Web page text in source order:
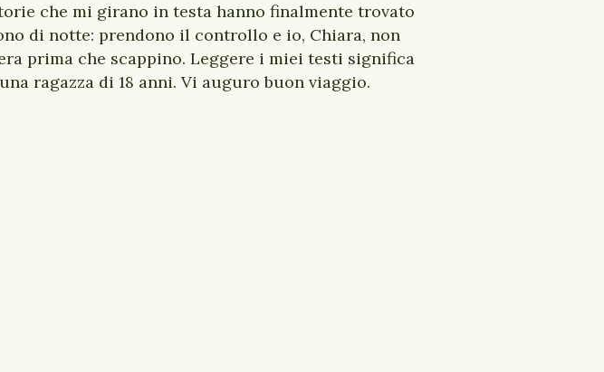
che mi girano in testa hanno finalmente trovato
di notte: prendono il controllo e io, Chiara, non
prima che scappino. Leggere i miei testi significa
ragazza di 18 anni. Vi auguro buon viaggio.